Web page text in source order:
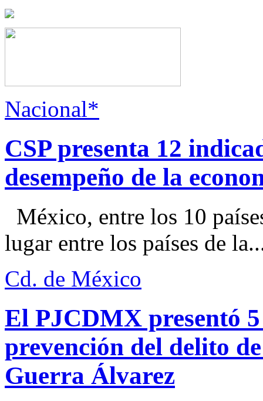
Nacional*
CSP presenta 12
desempeño de la
México, entre los 10
lugar entre los países de
Cd. de México
El PJCDMX presentó
prevención del delito
Guerra Álvarez